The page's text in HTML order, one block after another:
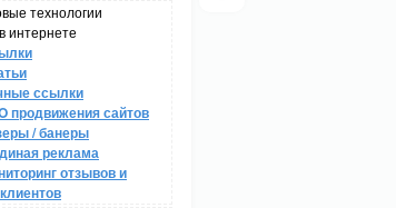
технологии
интернете
ссылки
продвижения сайтов
/ банеры
реклама
отзывов и